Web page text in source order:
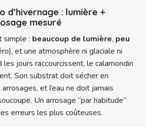
d’hivernage : lumière +
mesuré
simple : beaucoup de lumière, peu
et une atmosphère ni glaciale ni
les jours raccourcissent, le calamondin
Son substrat doit sécher en
et l’eau ne doit jamais
Un arrosage “par habitude”
erreurs les plus coûteuses.